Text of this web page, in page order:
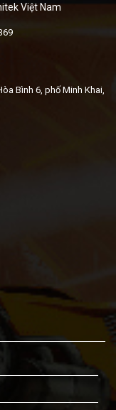
Việt Nam
Bình 6, phố Minh Khai,